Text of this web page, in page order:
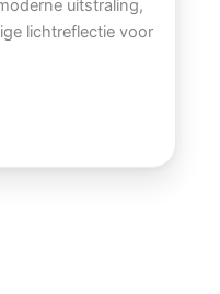
uitstraling,
lichtreflectie voor